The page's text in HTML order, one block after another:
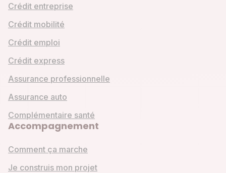
Crédit entreprise
Crédit mobilité
Crédit emploi
Crédit express
Assurance professionnelle
Assurance auto
Complémentaire santé
Accompagnement
Comment ça marche
Je construis mon projet